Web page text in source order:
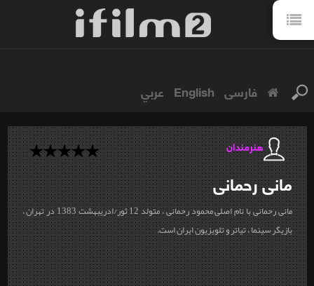
فارسی English عربي
هنرمندان
مانیرحمانی
مانی رحمانی با نام اصلی محمود رحمانی ، متولد 12 ثور/ادریبهشت 1383 در تهران ،
بازیگر سینما ، تیاتر و تلویزیون ایران است.